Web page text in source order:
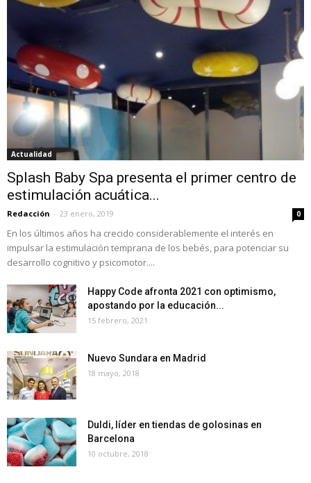
Actualidad
Splash Baby Spa presenta el primer centro de
estimulación acuática...
Redacción - 23 enero, 2019 0
En los últimos años ha crecido considerablemente el interés en
impulsar la estimulación temprana de los bebés, para potenciar su
desarrollo cognitivo y psicomotor....
Happy Code afronta 2021 con optimismo,
apostando por la educación...
15 febrero, 2021
Nuevo Sundara en Madrid
18 mayo, 2018
Duldi, líder en tiendas de golosinas en
Barcelona
10 octubre, 2018